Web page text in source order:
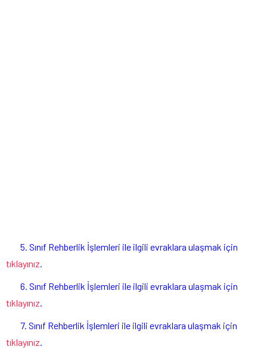
5. Sınıf Rehberlik İşlemleri ile ilgili evraklara ulaşmak için
tıklayınız
6. Sınıf Rehberlik İşlemleri ile ilgili evraklara ulaşmak için
tıklayınız
7. Sınıf Rehberlik İşlemleri ile ilgili evraklara ulaşmak için
tıklayınız